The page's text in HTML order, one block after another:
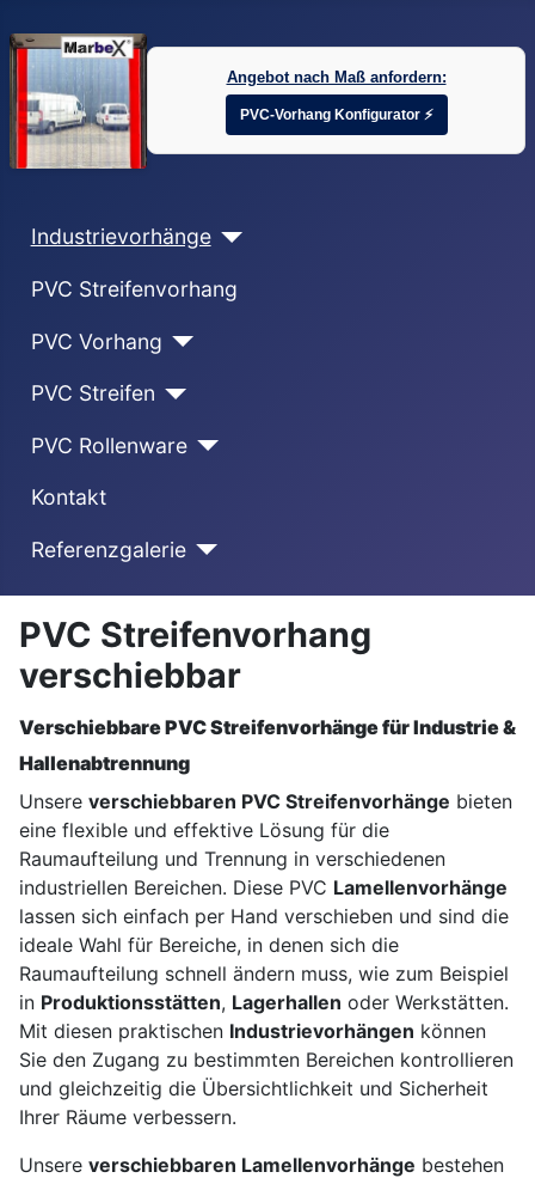
Angebot nach Maß anfordern:
PVC-Vorhang Konfigurator ⚡
Industrievorhänge
PVC Streifenvorhang
PVC Vorhang
PVC Streifen
PVC Rollenware
Kontakt
Referenzgalerie
PVC Streifenvorhang
verschiebbar
Verschiebbare PVC Streifenvorhänge für Industrie &
Hallenabtrennung
Unsere verschiebbaren PVC Streifenvorhänge bieten
eine flexible und effektive Lösung für die
Raumaufteilung und Trennung in verschiedenen
industriellen Bereichen. Diese PVC Lamellenvorhänge
lassen sich einfach per Hand verschieben und sind die
ideale Wahl für Bereiche, in denen sich die
Raumaufteilung schnell ändern muss, wie zum Beispiel
in Produktionsstätten, Lagerhallen oder Werkstätten.
Mit diesen praktischen Industrievorhängen können
Sie den Zugang zu bestimmten Bereichen kontrollieren
und gleichzeitig die Übersichtlichkeit und Sicherheit
Ihrer Räume verbessern.
Unsere verschiebbaren Lamellenvorhänge bestehen